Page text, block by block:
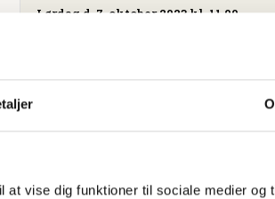
vise dig funktioner til sociale medier og
Lørdagd. 7. oktober 2023 kl. 11.00